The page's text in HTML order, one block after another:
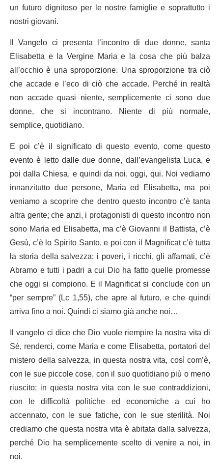
un futuro dignitoso per le nostre famiglie e soprattutto i
nostri giovani.
Il Vangelo ci presenta l’incontro di due donne, santa
Elisabetta e la Vergine Maria e la cosa che più balza
all’occhio è una sproporzione. Una sproporzione tra ciò
che accade e l’eco di ciò che accade. Perché in realtà
non accade quasi niente, semplicemente ci sono due
donne, che si incontrano. Niente di più normale,
semplice, quotidiano.
E poi c’è il significato di questo evento, come questo
evento è letto dalle due donne, dall’evangelista Luca, e
poi dalla Chiesa, e quindi da noi, oggi, qui. Noi vediamo
innanzitutto due persone, Maria ed Elisabetta, ma poi
veniamo a scoprire che dentro questo incontro c’è tanta
altra gente; che anzi, i protagonisti di questo incontro non
sono Maria ed Elisabetta, ma c’è Giovanni il Battista, c’è
Gesù, c’è lo Spirito Santo, e poi con il Magnificat c’è tutta
la storia della salvezza: i poveri, i ricchi, gli affamati, c’è
Abramo e tutti i padri a cui Dio ha fatto quelle promesse
che oggi si compiono. E il Magnificat si conclude con un
“per sempre” (Lc 1,55), che apre al futuro, e che quindi
arriva fino a noi. Quindi ci siamo già anche noi…
Il vangelo ci dice che Dio vuole riempire la nostra vita di
Sé, renderci, come Maria e come Elisabetta, portatori del
mistero della salvezza, in questa nostra vita, così com’è,
con le sue piccole cose, con il suo quotidiano più o meno
riuscito; in questa nostra vita con le sue contraddizioni,
con le difficoltà politiche ed economiche a cui ho
accennato, con le sue fatiche, con le sue sterilità. Noi
crediamo che questa nostra vita è abitata dalla salvezza,
perché Dio ha semplicemente scelto di venire a noi, in
noi.